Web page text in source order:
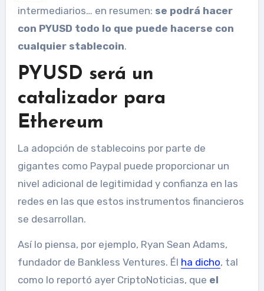
intermediarios… en resumen: se podrá hacer
con PYUSD todo lo que puede hacerse con
cualquier stablecoin.
PYUSD será un
catalizador para
Ethereum
La adopción de stablecoins por parte de
gigantes como Paypal puede proporcionar un
nivel adicional de legitimidad y confianza en las
redes en las que estos instrumentos financieros
se desarrollan.
Así lo piensa, por ejemplo, Ryan Sean Adams,
fundador de Bankless Ventures. Él ha dicho, tal
como lo reportó ayer CriptoNoticias, que el